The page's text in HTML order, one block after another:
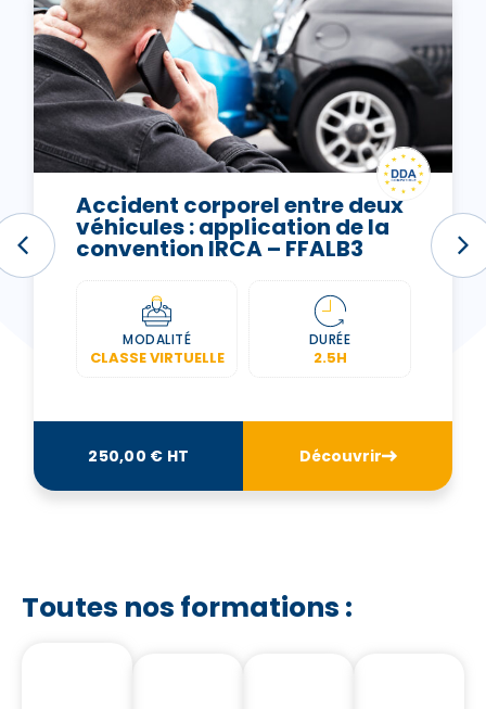
Accident corporel entre deux
véhicules : application de la
convention IRCA – FFALB3
MODALITÉ
CLASSE VIRTUELLE
DURÉE
2.5H
250,00 € HT Découvrir
Toutes nos formations :